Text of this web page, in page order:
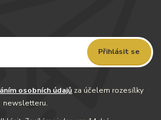
Přihlásit se
osobních údajů za účelem rozesílky
newsletteru.